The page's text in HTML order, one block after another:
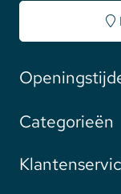
Categorieën